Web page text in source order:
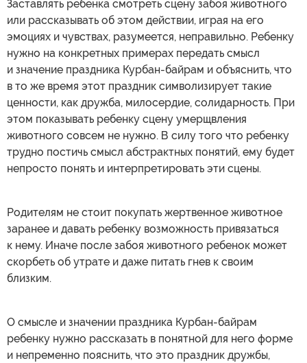
Заставлять ребенка смотреть сцену забоя животного
или рассказывать об этом действии, играя на его
эмоциях и чувствах, разумеется, неправильно. Ребенку
нужно на конкретных примерах передать смысл
и значение праздника Курбан-байрам и объяснить, что
в то же время этот праздник символизирует такие
ценности, как дружба, милосердие, солидарность. При
этом показывать ребенку сцену умерщвления
животного совсем не нужно. В силу того что ребенку
трудно постичь смысл абстрактных понятий, ему будет
непросто понять и интерпретировать эти сцены.
Родителям не стоит покупать жертвенное животное
заранее и давать ребенку возможность привязаться
к нему. Иначе после забоя животного ребенок может
скорбеть об утрате и даже питать гнев к своим
близким.
О смысле и значении праздника Курбан-байрам
ребенку нужно рассказать в понятной для него форме
и непременно пояснить, что это праздник дружбы,